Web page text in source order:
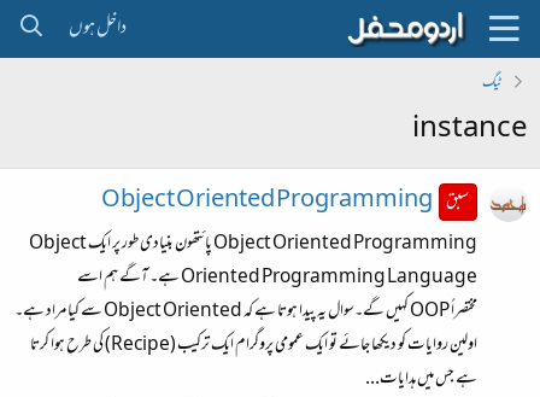
داخل ہوں
ٹیگ
instance
سبق Object Oriented Programming
Object Oriented Programming پائتھون بنیادی طور پر ایک Object
Oriented Programming Language ہے۔ آگے ہم اسے
مختصراً OOP کہیں گے۔سوال یہ پیدا ہوتا ہے کہ Object Oriented سے کیا مراد ہے۔
اولین روایات کو دیکھا جائے تو ایک عمومی پروگرام ایک ترکیب (Recipe) کی طرح ہوا کرتا
ہے جس میں ہدایات...